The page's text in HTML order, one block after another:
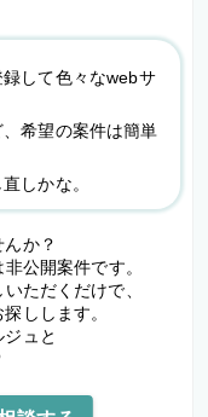
して色々なwebサ
希望の案件は簡単
しかな。
か？
公開案件です。
ただくだけで、
しします。
ュと